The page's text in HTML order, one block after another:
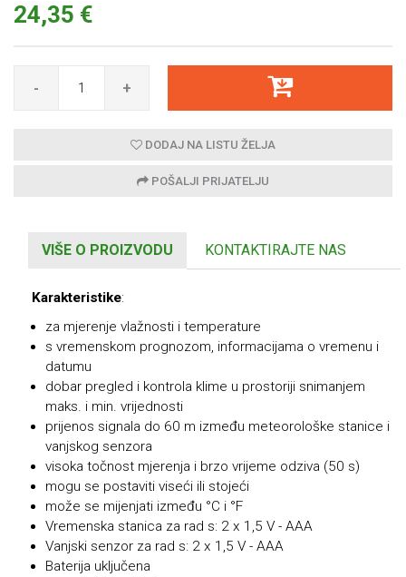
24,35 €
- +
DODAJ NA LISTU ŽELJA
POŠALJI PRIJATELJU
VIŠE O PROIZVODU KONTAKTIRAJTE NAS
Karakteristike:
za mjerenje vlažnosti i temperature
s vremenskom prognozom, informacijama o vremenu i
datumu
dobar pregled i kontrola klime u prostoriji snimanjem
maks. i min. vrijednosti
prijenos signala do 60 m između meteorološke stanice i
vanjskog senzora
visoka točnost mjerenja i brzo vrijeme odziva (50 s)
mogu se postaviti viseći ili stojeći
može se mijenjati između °C i °F
Vremenska stanica za rad s: 2 x 1,5 V - AAA
Vanjski senzor za rad s: 2 x 1,5 V - AAA
Baterija uključena